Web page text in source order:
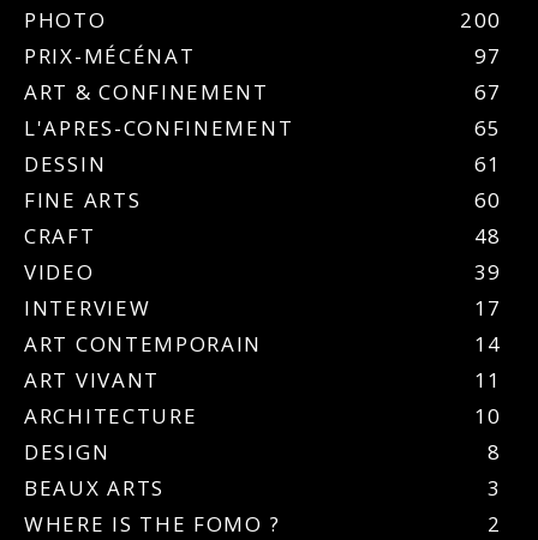
PHOTO
200
PRIX-MÉCÉNAT
97
ART & CONFINEMENT
67
L'APRES-CONFINEMENT
65
DESSIN
61
FINE ARTS
60
CRAFT
48
VIDEO
39
INTERVIEW
17
ART CONTEMPORAIN
14
ART VIVANT
11
ARCHITECTURE
10
DESIGN
8
BEAUX ARTS
3
WHERE IS THE FOMO ?
2